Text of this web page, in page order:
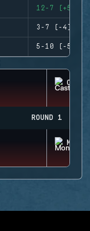
12-7 (+5)
3-7 (-4)
5-10 (-5)
ROUND 1